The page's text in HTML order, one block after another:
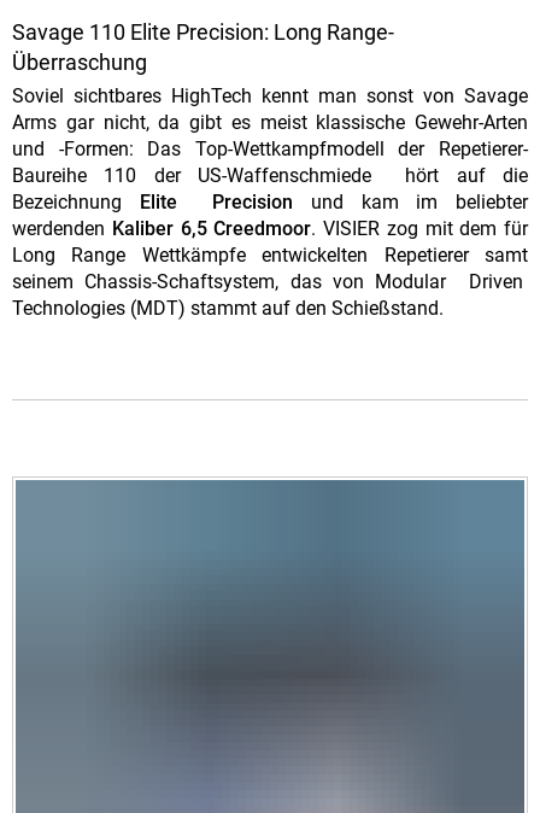
Savage 110 Elite Precision: Long Range-
Überraschung
Soviel sichtbares HighTech kennt man sonst von Savage
Arms gar nicht, da gibt es meist klassische Gewehr-Arten
und -Formen: Das Top-Wettkampfmodell der Repetierer-
Baureihe 110 der US-Waffenschmiede hört auf die
Bezeichnung Elite Precision und kam im beliebter
werdenden Kaliber 6,5 Creedmoor. VISIER zog mit dem für
Long Range Wettkämpfe entwickelten Repetierer samt
seinem Chassis-Schaftsystem, das von Modular Driven
Technologies (MDT) stammt auf den Schießstand.